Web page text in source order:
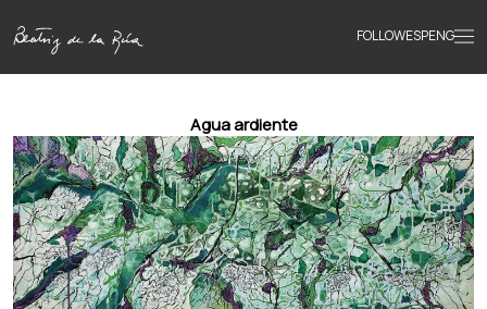
FOLLOWESPENG
Accueil
Œuvres
Textes
Agua ardiente